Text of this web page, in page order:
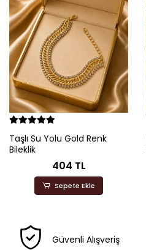
Taşlı Su Yolu Gold Renk
Bileklik
404 TL
Sepete Ekle
Güvenli Alışveriş